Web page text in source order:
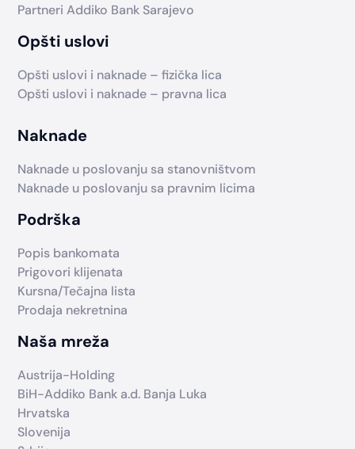
Partneri Addiko Bank Sarajevo
Opšti uslovi
Opšti uslovi i naknade – fizička lica
Opšti uslovi i naknade – pravna lica
Naknade
Naknade u poslovanju sa stanovništvom
Naknade u poslovanju sa pravnim licima
Podrška
Popis bankomata
Prigovori klijenata
Kursna/Tečajna lista
Prodaja nekretnina
Naša mreža
Austrija-Holding
BiH-Addiko Bank a.d. Banja Luka
Hrvatska
Slovenija